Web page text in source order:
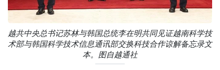
越共中央总书记苏林与韩国总统李在明共同见证越南科学技
术部与韩国科学技术信息通讯部交换科技合作谅解备忘录文
本。图自越通社